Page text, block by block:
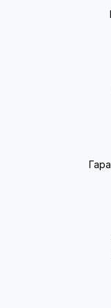
марки Shuft серии
изготовлены из
устойчивых к
Оборудование
температурам,
небольшим